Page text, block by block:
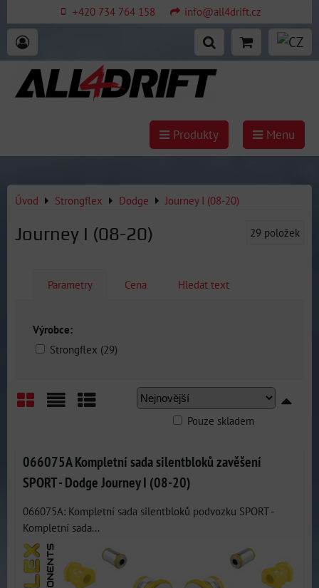
+420 734 764 158 info@all4drift.cz
Produkty Menu
Úvod Strongflex Dodge Journey I (08-20)
Journey I (08-20) 29 položek
Parametry Cena Hledat text
Výrobce:
Strongflex (29)
Pouze skladem
066075A Kompletní sada silentbloků zavěšení
SPORT - Dodge Journey I (08-20)
066075A: Kompletní sada silentbloků podvozku SPORT -
Kompletní sada...